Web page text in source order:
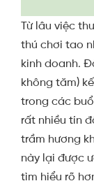
Từ lâu việc
thú chơi tao
kinh doanh.
không tăm)
trong các
rất nhiều tín
trầm hương
này lại được
tìm hiểu rõ